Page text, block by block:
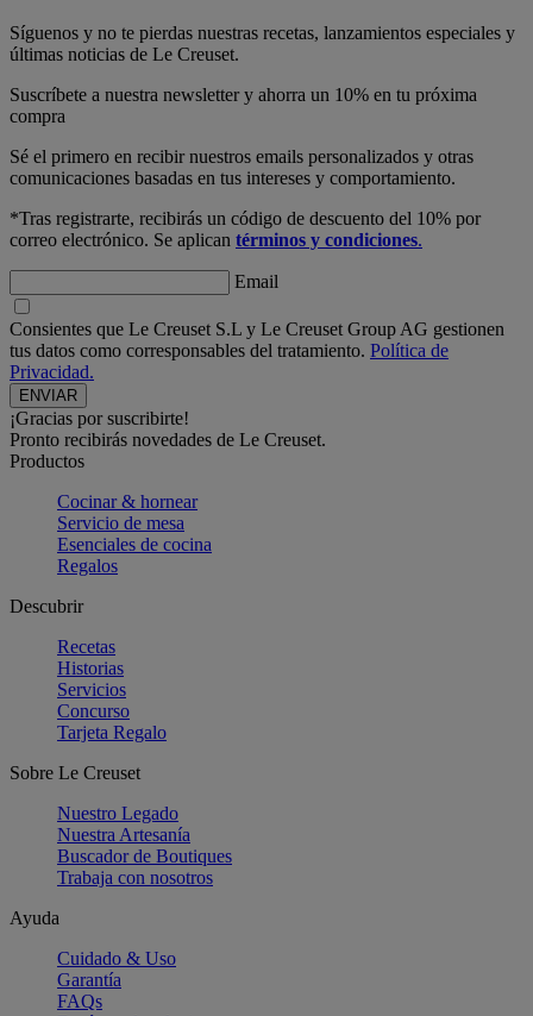
Síguenos y no te pierdas nuestras recetas, lanzamientos especiales y
últimas noticias de Le Creuset.
Suscríbete a nuestra newsletter y ahorra un 10% en tu próxima
compra
Sé el primero en recibir nuestros emails personalizados y otras
comunicaciones basadas en tus intereses y comportamiento.
*Tras registrarte, recibirás un código de descuento del 10% por
correo electrónico. Se aplican términos y condiciones.
Email
Consientes que Le Creuset S.L y Le Creuset Group AG gestionen
tus datos como corresponsables del tratamiento. Política de
Privacidad.
¡Gracias por suscribirte!
Pronto recibirás novedades de Le Creuset.
Productos
Cocinar & hornear
Servicio de mesa
Esenciales de cocina
Regalos
Descubrir
Recetas
Historias
Servicios
Concurso
Tarjeta Regalo
Sobre Le Creuset
Nuestro Legado
Nuestra Artesanía
Buscador de Boutiques
Trabaja con nosotros
Ayuda
Cuidado & Uso
Garantía
FAQs